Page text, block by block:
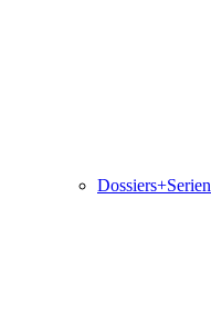
Dossiers+Serien